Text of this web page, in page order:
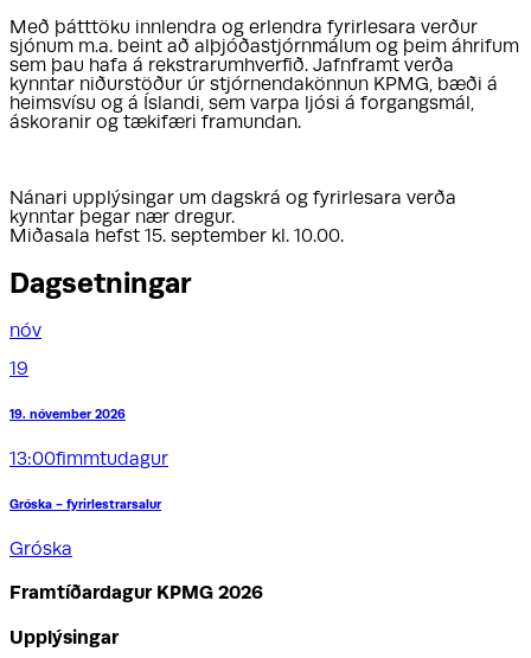
Með þátttöku innlendra og erlendra fyrirlesara verður
sjónum m.a. beint að alþjóðastjórnmálum og þeim áhrifum
sem þau hafa á rekstrarumhverfið. Jafnframt verða
kynntar niðurstöður úr stjórnendakönnun KPMG, bæði á
heimsvísu og á Íslandi, sem varpa ljósi á forgangsmál,
áskoranir og tækifæri framundan.
Nánari upplýsingar um dagskrá og fyrirlesara verða
kynntar þegar nær dregur.
Miðasala hefst 15. september kl. 10.00.
Dagsetningar
nóv
19
19. nóvember 2026
13:00fimmtudagur
Gróska - fyrirlestrarsalur
Gróska
Framtíðardagur KPMG 2026
Upplýsingar